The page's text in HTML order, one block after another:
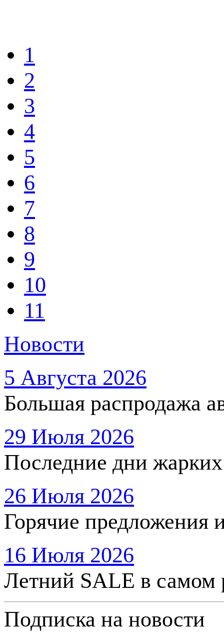
1
2
3
4
5
6
7
8
9
10
11
Новости
5 Августа 2026
Большая распродажа
29 Июля 2026
Последние дни
26 Июля 2026
Горячие предложения
16 Июля 2026
Летний SALE в самом
Подписка на новости